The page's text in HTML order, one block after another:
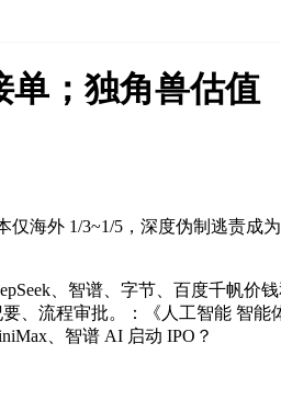
；独角兽估值
外 1/3~1/5，深度伪制逃责成
、智谱、字节、百度千帆价
、流程审批。：《人工智能 智
、智谱 AI 启动 IPO？